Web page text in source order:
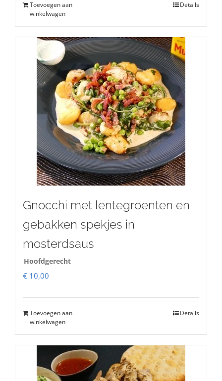
Toevoegen aan
winkelwagen
Details
Gnocchi met lentegroenten en
gebakken spekjes in
mosterdsaus
Hoofdgerecht
€ 10,00
Toevoegen aan
winkelwagen
Details